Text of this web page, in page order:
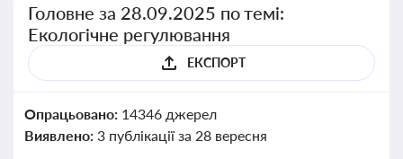
Головне за 28.09.2025 по темі:
Екологічне регулювання
ЕКСПОРТ
Опрацьовано: 14346 джерел
Виявлено: 3 публікації за 28 вересня